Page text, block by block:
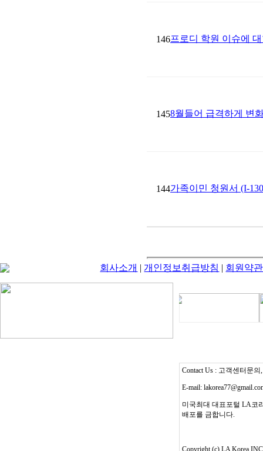
146프로디 학원 이슈에
1458월들어 급격하게 변
144가족이민 청원서 (I-
회사소개 |개인정보취급방침 | 회원약관
Contact Us : 고객센터문의
E-mail:
미국최대 대표포털 LA코
배포를 금합니다.
Copyright (c) LA Korea